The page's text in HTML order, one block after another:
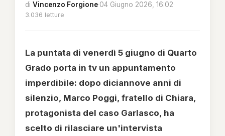
di Vincenzo Forgione·04 Giugno 2026, 16:02·
3.036 letture
La puntata di venerdì 5 giugno di Quarto
Grado porta in tv un appuntamento
imperdibile: dopo diciannove anni di
silenzio, Marco Poggi, fratello di Chiara,
protagonista del caso Garlasco, ha
scelto di rilasciare un'intervista